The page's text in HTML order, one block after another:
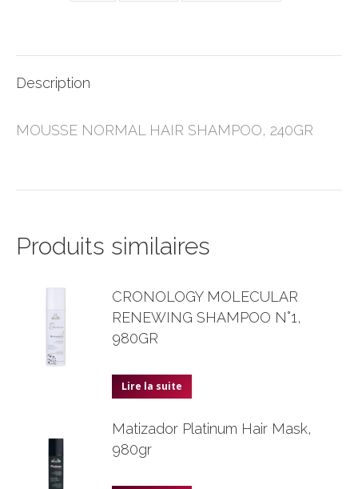
Description
MOUSSE NORMAL HAIR SHAMPOO, 240GR
Produits similaires
CRONOLOGY MOLECULAR
RENEWING SHAMPOO N°1,
980GR
Lire la suite
Matizador Platinum Hair Mask,
980gr